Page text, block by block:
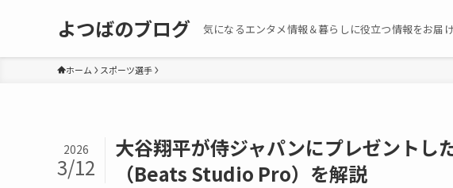
よつばのブログ 気になるエンタメ情報＆暮らしに役立つ情報をお届け
ホーム スポーツ選手
大谷翔平が侍ジャパンにプレゼントし
（Beats Studio Pro）を解説
2026
3/12